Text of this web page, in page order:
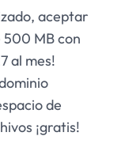
aceptar
500 MB con
al mes!
de
¡gratis!